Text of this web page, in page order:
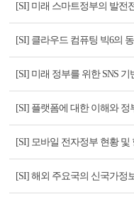
[SI] 미래 스마트정부의 발전
[SI] 클라우드 컴퓨팅 빅6의 동
[SI] 미래 정부를 위한 SNS
[SI] 플랫폼에 대한 이해와 정
[SI] 모바일 전자정부 현황
[SI] 해외 주요국의 신국가정